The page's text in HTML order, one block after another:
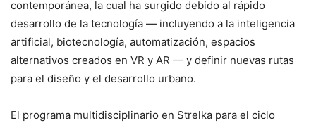
contemporánea, la cual ha surgido debido al rápido
desarrollo de la tecnología — incluyendo a la inteligencia
artificial, biotecnología, automatización, espacios
alternativos creados en VR y AR — y definir nuevas rutas
para el diseño y el desarrollo urbano.
El programa multidisciplinario en Strelka para el ciclo